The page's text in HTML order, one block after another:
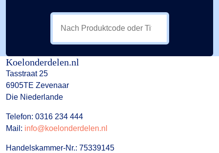
Koelonderdelen.nl
Tasstraat 25
6905TE Zevenaar
Die Niederlande
Telefon: 0316 234 444
Mail: info@koelonderdelen.nl
Handelskammer-Nr.: 75339145